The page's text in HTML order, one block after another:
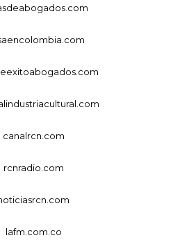
canalrcn.com
rcnradio.com
lafm.com.co